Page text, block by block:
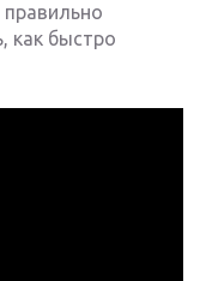
как быстро